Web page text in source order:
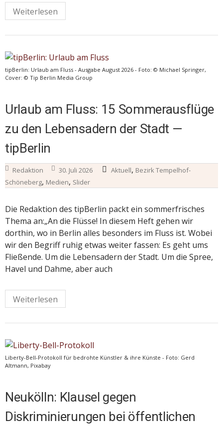
Weiterlesen
tipBerlin: Urlaub am Fluss - Ausgabe August 2026 - Foto: © Michael Springer,
Cover: © Tip Berlin Media Group
Urlaub am Fluss: 15 Sommerausflüge
zu den Lebensadern der Stadt —
tipBerlin
Redaktion 30. Juli 2026 Aktuell, Bezirk Tempelhof-
Schöneberg, Medien, Slider
Die Redaktion des tipBerlin packt ein sommerfrisches
Thema an:„An die Flüsse! In diesem Heft gehen wir
dorthin, wo in Berlin alles besonders im Fluss ist. Wobei
wir den Begriff ruhig etwas weiter fassen: Es geht ums
Fließende. Um die Lebensadern der Stadt. Um die Spree,
Havel und Dahme, aber auch
Weiterlesen
Liberty-Bell-Protokoll für bedrohte Künstler & ihre Künste - Foto: Gerd
Altmann, Pixabay
Neukölln: Klausel gegen
Diskriminierungen bei öffentlichen